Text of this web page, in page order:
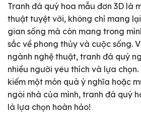
Tranh đá quý hoa mẫu đơn 3D là
thuật tuyệt vời, không chỉ mang
gian sống mà còn mang trong
sắc về phong thủy và cuộc sống.
ngành nghệ thuật, tranh đá quý
nhiều người yêu thích và lựa
kiếm một món quà ý nghĩa hoặc
ngôi nhà của mình, tranh đá quý
là lựa chọn hoàn hảo!